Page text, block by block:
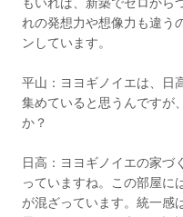
れの発想力や想像力も違う
ンしています。
平山：ヨヨギノイエは、日
集めていると思うんですが
か？
日高：ヨヨギノイエの家づ
っていますね。この部屋に
が混ざっています。統一感